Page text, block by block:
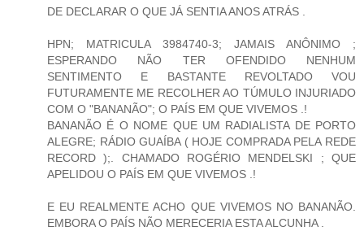
DE DECLARAR O QUE JÁ SENTIA ANOS ATRÁS .
HPN; MATRICULA 3984740-3; JAMAIS ANÔNIMO ;
ESPERANDO NÃO TER OFENDIDO NENHUM
SENTIMENTO E BASTANTE REVOLTADO VOU
FUTURAMENTE ME RECOLHER AO TÚMULO INJURIADO
COM O "BANANÃO"; O PAÍS EM QUE VIVEMOS .!
BANANÃO É O NOME QUE UM RADIALISTA DE PORTO
ALEGRE; RÁDIO GUAÍBA ( HOJE COMPRADA PELA REDE
RECORD );. CHAMADO ROGÉRIO MENDELSKI ; QUE
APELIDOU O PAÍS EM QUE VIVEMOS .!
E EU REALMENTE ACHO QUE VIVEMOS NO BANANÃO.
EMBORA O PAÍS NÃO MERECERIA ESTA ALCUNHA .